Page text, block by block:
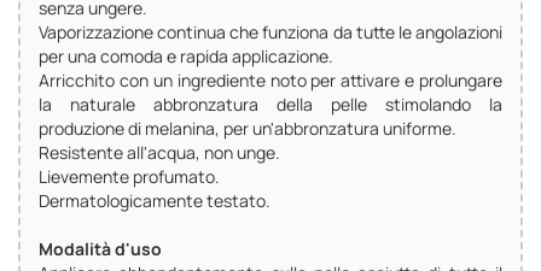
senza ungere.
Vaporizzazione continua che funziona da tutte le angolazioni
per una comoda e rapida applicazione.
Arricchito con un ingrediente noto per attivare e prolungare
la naturale abbronzatura della pelle stimolando la
produzione di melanina, per un'abbronzatura uniforme.
Resistente all'acqua, non unge.
Lievemente profumato.
Dermatologicamente testato.
Modalità d'uso